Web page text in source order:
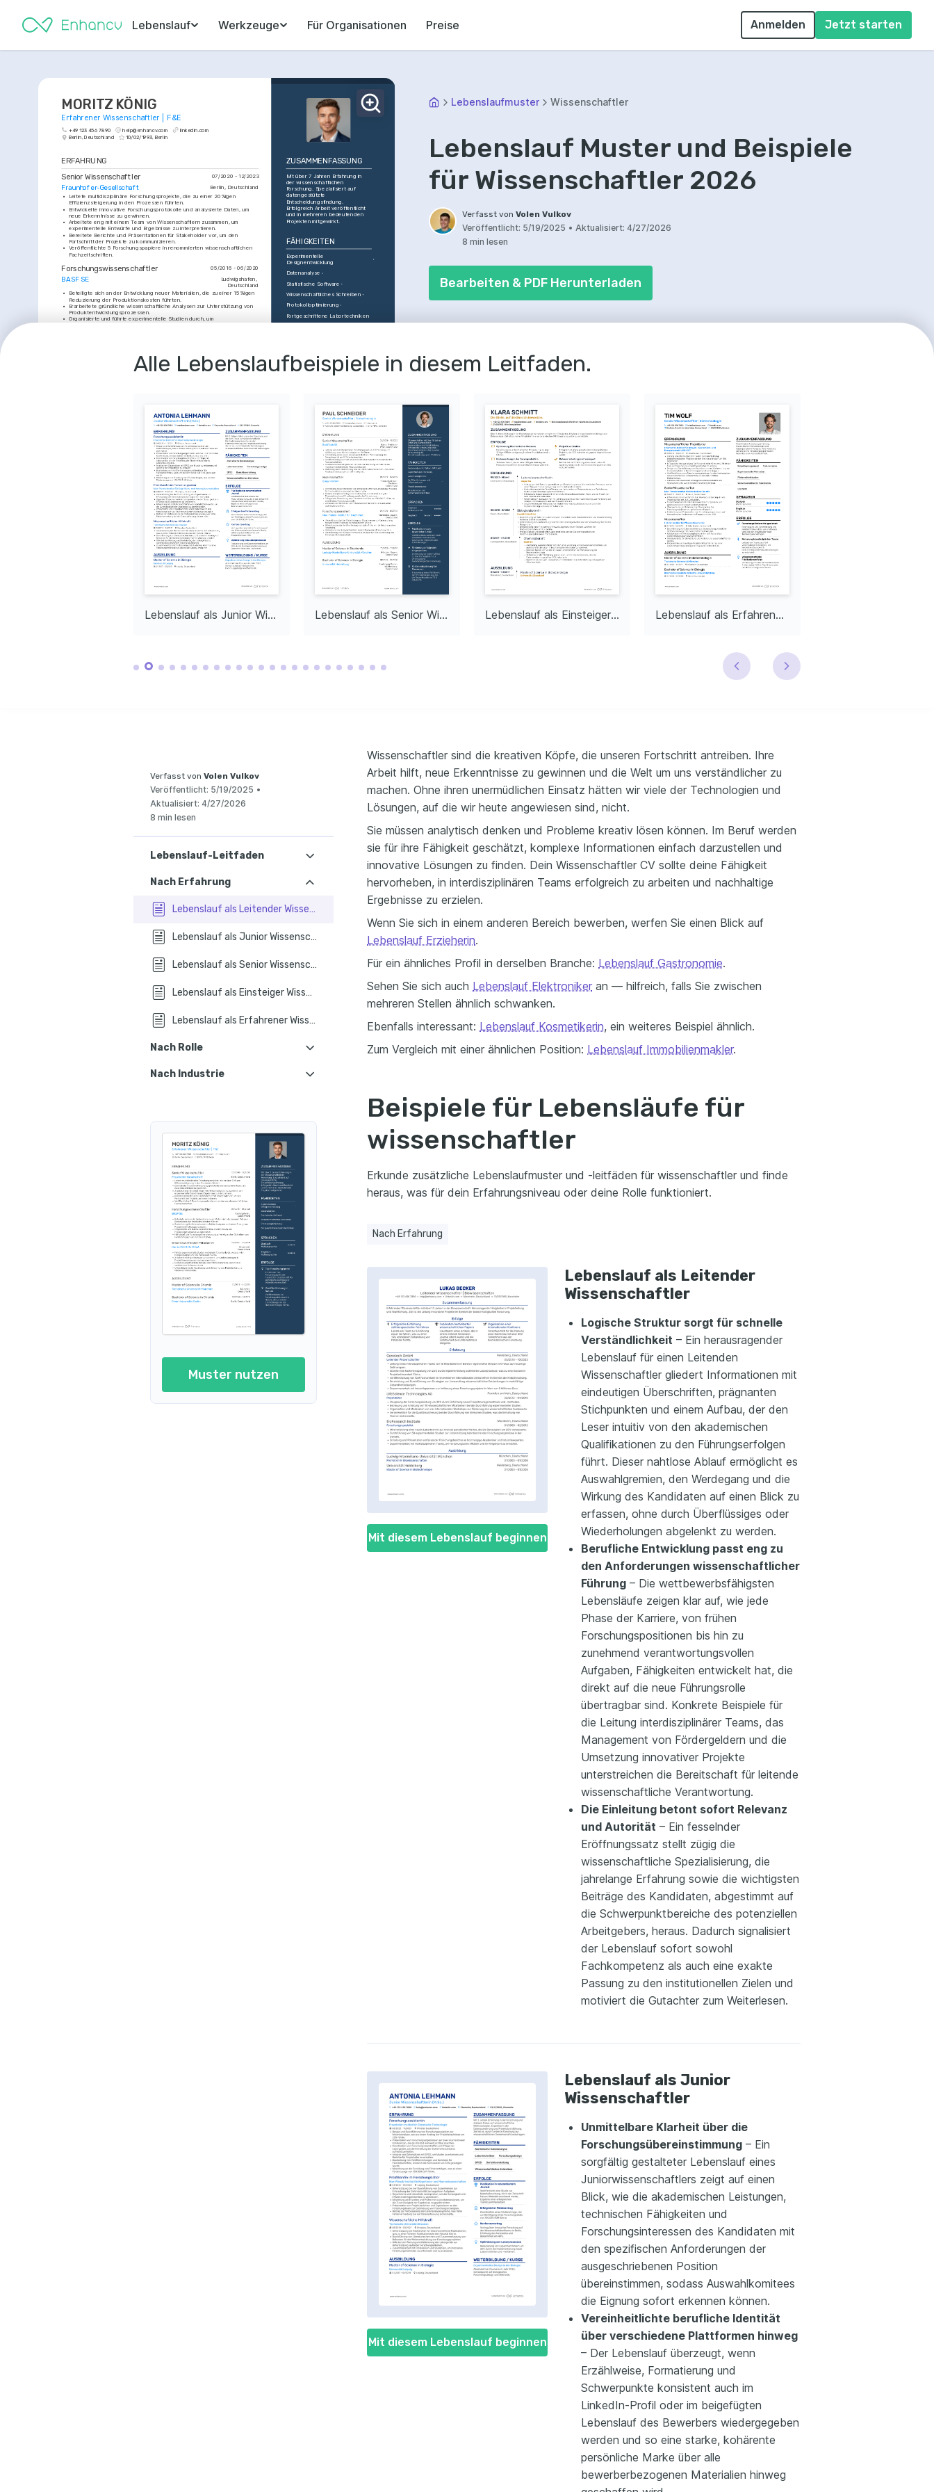
Lebenslauf Werkzeuge Für Organisationen Preise Anmelden Jetzt starten
MORITZ KÖNIG
Erfahrener Wissenschaftler | F&E
+49 123 456 7890 help@enhancv.com
linkedin.com
Berlin, Deutschland
10/02/1993, Berlin
ERFAHRUNG
Senior Wissenschaftler 07/2020 - 12/2023
Fraunhofer-Gesellschaft
Berlin, Deutschland
•
Leitete multidisziplinäre Forschungsprojekte, die zu einer 20%igen
Effizienzsteigerung in den Prozessen führten.
•
Entwickelte innovative Forschungsprotokolle und analysierte Daten, um
neue Erkenntnisse zu gewinnen.
• Arbeitete eng mit einem Team von Wissenschaftlern zusammen, um
experimentelle Entwürfe und Ergebnisse zu interpretieren.
•
Bereitete Berichte und Präsentationen für Stakeholder vor, um den
Fortschritt der Projekte zu kommunizieren.
•
Veröffentlichte 5 Forschungspapiere in renommierten wissenschaftlichen
Fachzeitschriften.
Forschungswissenschaftler 05/2016 - 06/2020
BASF SE Ludwigshafen,
Deutschland
•
Beteiligte sich an der Entwicklung neuer Materialien, die zu einer 15%igen
Reduzierung der Produktionskosten führten.
• Erarbeitete gründliche wissenschaftliche Analysen zur Unterstützung von
Produktentwicklungsprozessen.
• Organisierte und führte experimentelle Studien durch, um
Düsseldorf,
Deutschland
Unterstützte in der Ausbildung und Mentoring von Praktikanten und
Master of Science in Chemie
01/2012 - 01/2014
Technische Universität München München,
Deutschland
Bachelor of Science in Chemie 01/2009 - 01/2012
Berlin, Deutschland
ZUSAMMENFASSUNG
Mit über 7 Jahren Erfahrung in
der wissenschaftlichen
Forschung. Spezialisiert auf
datengestützte
Entscheidungsfindung.
Erfolgreich Arbeit veröffentlicht
und in mehreren bedeutenden
Projekten mitgewirkt.
FÄHIGKEITEN
Experimentelle
Designentwicklung
Datenanalyse
Statistische Software
Wissenschaftliches Schreiben
Protokolloptimierung
Fortgeschrittene Labortechniken
Deutsch
Muttersprachler
Top Forschungspreis
Erhielt den Top-
Forschungspreis der
Fraunhofer-Gesellschaft für
signifikante Beiträge zur
Materialwissenschaft.
Veröffentlichung in
Veröffentlichte ein
Forschungsdokument in
Nature, das zu neuen
Entwicklungen in der
Nanotechnologie führte.
Erkenntnissen.
Fähigkeiten zur fortgeschrittenen
Absolviert am Max-Planck-Institut,
Kurs über neue und innovative
Lebenslaufmuster Wissenschaftler
Lebenslauf Muster und Beispiele
für Wissenschaftler 2026
Verfasst vonVolen Vulkov
Veröffentlicht: 5/19/2025 • Aktualisiert: 4/27/2026
8 min lesen
Bearbeiten & PDF Herunterladen
Alle Lebenslaufbeispiele in diesem Leitfaden.
Lebenslauf als Junior Wissenschaftler Lebenslauf als Senior Wissenschaftler Lebenslauf als Einsteiger Wissenschaftler Lebenslauf als Erfahrener Wissenschaftler
Verfasst von Volen Vulkov
Veröffentlicht: 5/19/2025 •
Aktualisiert: 4/27/2026
8 min lesen
Lebenslauf-Leitfaden
Nach Erfahrung
Lebenslauf als Leitender Wissenschaftler
Lebenslauf als Junior Wissenschaftler
Lebenslauf als Senior Wissenschaftler
Lebenslauf als Einsteiger Wissenschaftler
Lebenslauf als Erfahrener Wissenschaftler
Nach Rolle
Lebenslauf als Wissenschaftlicher Berater
Nach Industrie
Muster nutzen
Wissenschaftler sind die kreativen Köpfe, die unseren Fortschritt antreiben. Ihre
Arbeit hilft, neue Erkenntnisse zu gewinnen und die Welt um uns verständlicher zu
machen. Ohne ihren unermüdlichen Einsatz hätten wir viele der Technologien und
Lösungen, auf die wir heute angewiesen sind, nicht.
Sie müssen analytisch denken und Probleme kreativ lösen können. Im Beruf werden
sie für ihre Fähigkeit geschätzt, komplexe Informationen einfach darzustellen und
innovative Lösungen zu finden. Dein Wissenschaftler CV sollte deine Fähigkeit
hervorheben, in interdisziplinären Teams erfolgreich zu arbeiten und nachhaltige
Ergebnisse zu erzielen.
Wenn Sie sich in einem anderen Bereich bewerben, werfen Sie einen Blick auf
Lebenslauf Erzieherin.
Für ein ähnliches Profil in derselben Branche: Lebenslauf Gastronomie.
Sehen Sie sich auch Lebenslauf Elektroniker an — hilfreich, falls Sie zwischen
mehreren Stellen ähnlich schwanken.
Ebenfalls interessant: Lebenslauf Kosmetikerin, ein weiteres Beispiel ähnlich.
Zum Vergleich mit einer ähnlichen Position: Lebenslauf Immobilienmakler.
Beispiele für Lebensläufe für
wissenschaftler
Erkunde zusätzliche Lebenslaufmuster und -leitfäden für wissenschaftler und finde
heraus, was für dein Erfahrungsniveau oder deine Rolle funktioniert.
Nach Erfahrung
Mit diesem Lebenslauf beginnen
Lebenslauf als Leitender
Wissenschaftler
Logische Struktur sorgt für schnelle
Verständlichkeit – Ein herausragender
Lebenslauf für einen Leitenden
Wissenschaftler gliedert Informationen mit
eindeutigen Überschriften, prägnanten
Stichpunkten und einem Aufbau, der den
Leser intuitiv von den akademischen
Qualifikationen zu den Führungserfolgen
führt. Dieser nahtlose Ablauf ermöglicht es
Auswahlgremien, den Werdegang und die
Wirkung des Kandidaten auf einen Blick zu
erfassen, ohne durch Überflüssiges oder
Wiederholungen abgelenkt zu werden.
Berufliche Entwicklung passt eng zu
den Anforderungen wissenschaftlicher
Führung – Die wettbewerbsfähigsten
Lebensläufe zeigen klar auf, wie jede
Phase der Karriere, von frühen
Forschungspositionen bis hin zu
zunehmend verantwortungsvollen
Aufgaben, Fähigkeiten entwickelt hat, die
direkt auf die neue Führungsrolle
übertragbar sind. Konkrete Beispiele für
die Leitung interdisziplinärer Teams, das
Management von Fördergeldern und die
Umsetzung innovativer Projekte
unterstreichen die Bereitschaft für leitende
wissenschaftliche Verantwortung.
Die Einleitung betont sofort Relevanz
und Autorität – Ein fesselnder
Eröffnungssatz stellt zügig die
wissenschaftliche Spezialisierung, die
jahrelange Erfahrung sowie die wichtigsten
Beiträge des Kandidaten, abgestimmt auf
die Schwerpunktbereiche des potenziellen
Arbeitgebers, heraus. Dadurch signalisiert
der Lebenslauf sofort sowohl
Fachkompetenz als auch eine exakte
Passung zu den institutionellen Zielen und
motiviert die Gutachter zum Weiterlesen.
Mit diesem Lebenslauf beginnen
Lebenslauf als Junior
Wissenschaftler
Unmittelbare Klarheit über die
Forschungsübereinstimmung – Ein
sorgfältig gestalteter Lebenslauf eines
Juniorwissenschaftlers zeigt auf einen
Blick, wie die akademischen Leistungen,
technischen Fähigkeiten und
Forschungsinteressen des Kandidaten mit
den spezifischen Anforderungen der
ausgeschriebenen Position
übereinstimmen, sodass Auswahlkomitees
die Eignung sofort erkennen können.
Vereinheitlichte berufliche Identität
über verschiedene Plattformen hinweg
– Der Lebenslauf überzeugt, wenn
Erzählweise, Formatierung und
Schwerpunkte konsistent auch im
LinkedIn-Profil oder im beigefügten
Lebenslauf des Bewerbers wiedergegeben
werden und so eine starke, kohärente
persönliche Marke über alle
bewerberbezogenen Materialien hinweg